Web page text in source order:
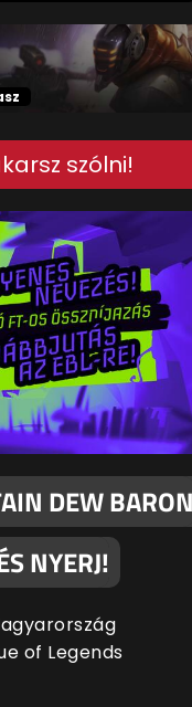
szólni!
DEW
NYERJ!
of Legends